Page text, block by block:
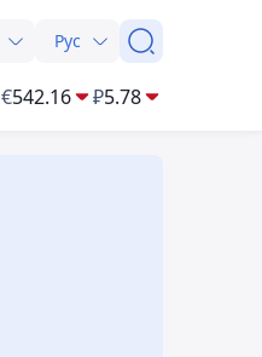
Рус
€542.16 ₽5.78